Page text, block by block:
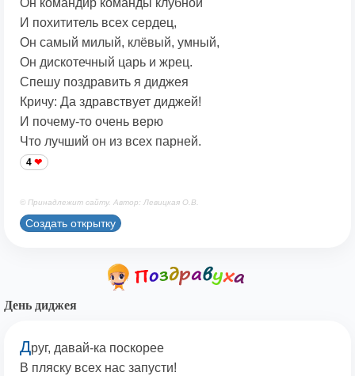
Он командир команды клубной
И похититель всех сердец,
Он самый милый, клёвый, умный,
Он дискотечный царь и жрец.
Спешу поздравить я диджея
Кричу: Да здравствует диджей!
И почему-то очень верю
Что лучший он из всех парней.
4
© Принадлежит сайту. Автор: Левицкая О.В.
Создать открытку
День диджея
Друг, давай-ка поскорее
В пляску всех нас запусти!